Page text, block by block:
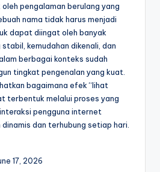
pengalaman berulang yang
nama tidak harus menjadi
dapat diingat oleh banyak
kemudahan dikenali, dan
berbagai konteks sudah
tingkat pengenalan yang kuat.
bagaimana efek “lihat
terbentuk melalui proses yang
pengguna internet
dan terhubung setiap hari.
17, 2026